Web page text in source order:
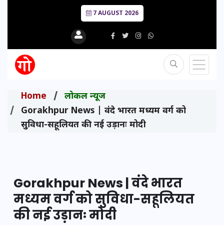
7 AUGUST 2026
Home
लोकल न्यूज
Gorakhpur News | वंदे भारत मध्यम वर्ग को
सुविधा-सहूलियत की नई उड़ानः मोदी
Gorakhpur News | वंदे भारत
मध्यम वर्ग को सुविधा-सहूलियत
की नई उड़ानः मोदी